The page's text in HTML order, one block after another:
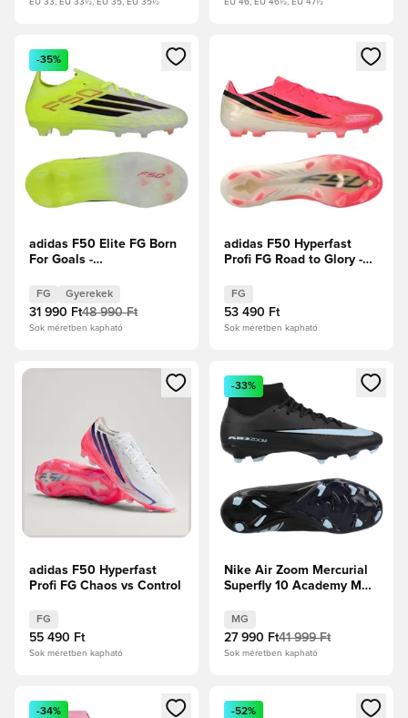
EU 33, EU 33½, EU 35, EU 35½ EU 46, EU 46½, EU 47½
Megnyit egy modált a bejelentkezéshez vagy a tagként
-35%
adidas F50 Elite FG Born
For Goals -
Élénkpiros Gyerek
FG Gyerekek
31 990 Ft48 990 Ft
Sok méretben kapható
Megnyit egy modált a
adidas F50 Hyperfast
Profi FG Road to Glory -
Black/Arany metál
FG
53 490 Ft
Sok méretben kapható
Megnyit egy modált a bejelentkezéshez vagy a tagként való
adidas F50 Hyperfast
Profi FG Chaos vs Control
FG
55 490 Ft
Sok méretben kapható
Megnyit egy modált a
-33%
Nike Air Zoom Mercurial
Superfly 10 Academy MG
MG
27 990 Ft41 999 Ft
Sok méretben kapható
Megnyit egy modált a bejelentkezéshez vagy a tagként
-34%
Megnyit egy modált a
-52%